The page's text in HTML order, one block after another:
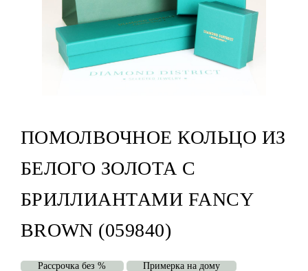
ПОМОЛВОЧНОЕ КОЛЬЦО ИЗ
БЕЛОГО ЗОЛОТА С
БРИЛЛИАНТАМИ FANCY
BROWN (059840)
Рассрочка без % Примерка на дому